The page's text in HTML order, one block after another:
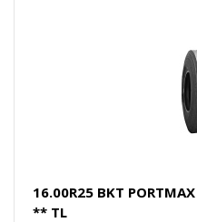
16.00R25 BKT
** TL